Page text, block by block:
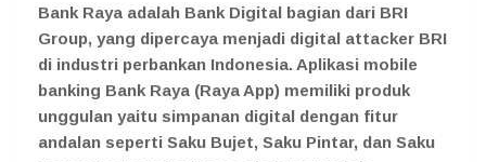
Bank Raya adalah Bank Digital bagian dari BRI
Group, yang dipercaya menjadi digital attacker BRI
di industri perbankan Indonesia. Aplikasi mobile
banking Bank Raya (Raya App) memiliki produk
unggulan yaitu simpanan digital dengan fitur
andalan seperti Saku Bujet, Saku Pintar, dan Saku